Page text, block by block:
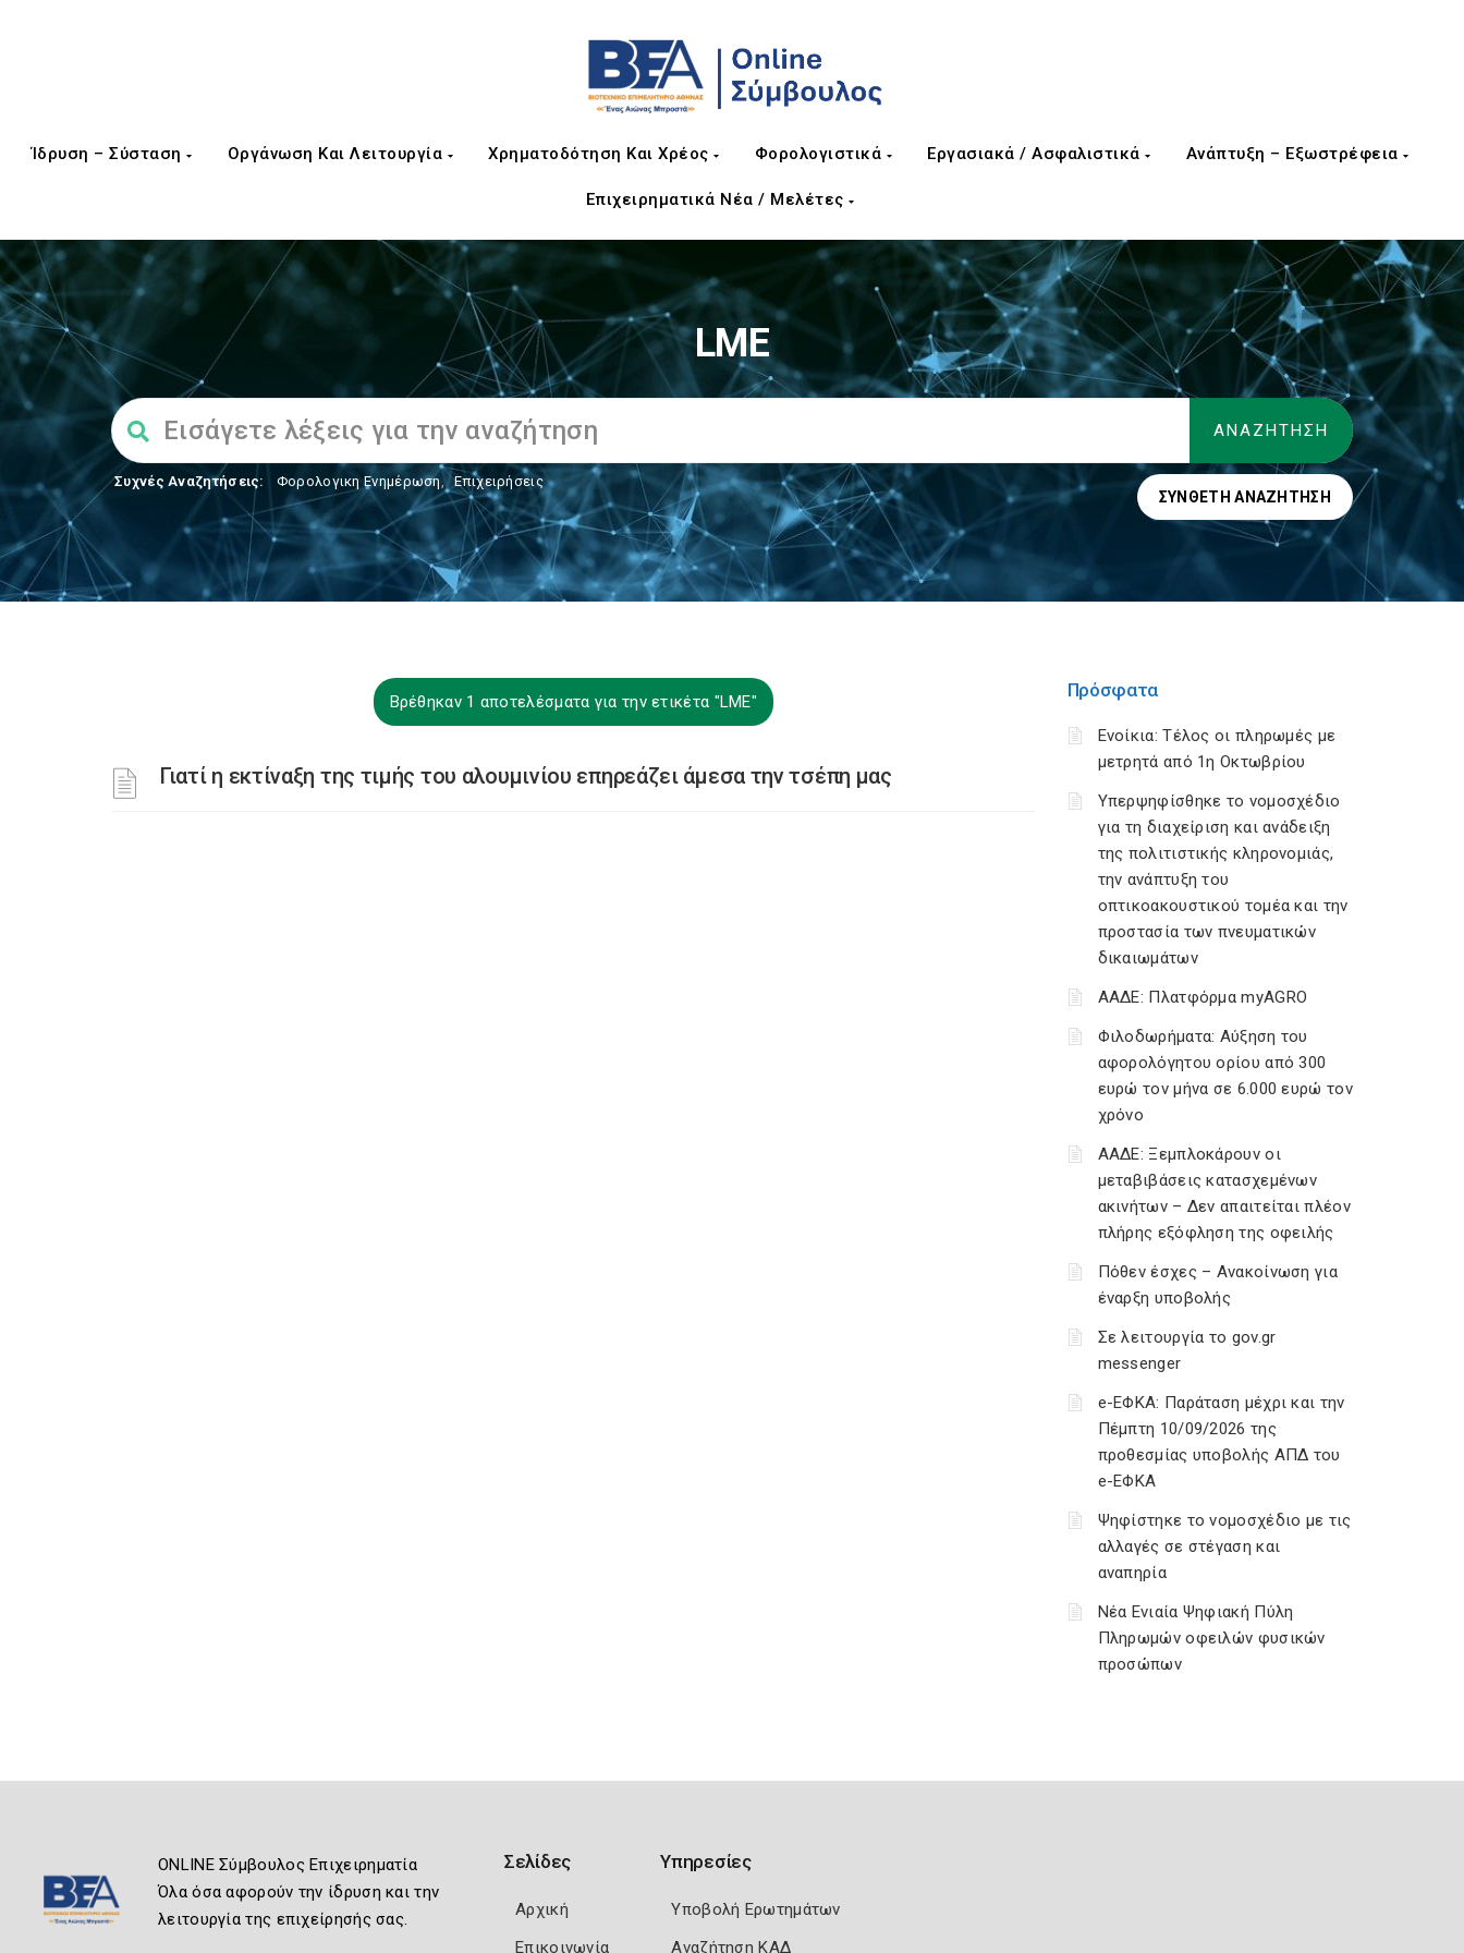
Ίδρυση – Σύσταση Οργάνωση Και Λειτουργία Χρηματοδότηση Και Χρέος Φορολογιστικά Εργασιακά / Ασφαλιστικά Ανάπτυξη – Εξωστρέφεια
Επιχειρηματικά Νέα / Μελέτες
LME
Συχνές Αναζητήσεις: Φορολογικη Ενημέρωση, Επιχειρήσεις
ΣΎΝΘΕΤΗ ΑΝΑΖΉΤΗΣΗ
Βρέθηκαν 1 αποτελέσματα για την ετικέτα "LME"
Γιατί η εκτίναξη της τιμής του αλουμινίου επηρεάζει άμεσα την τσέπη μας
Πρόσφατα
Ενοίκια: Τέλος οι πληρωμές με
μετρητά από 1η Οκτωβρίου
Υπερψηφίσθηκε το νομοσχέδιο
για τη διαχείριση και ανάδειξη
της πολιτιστικής κληρονομιάς,
την ανάπτυξη του
οπτικοακουστικού τομέα και την
προστασία των πνευματικών
δικαιωμάτων
ΑΑΔΕ: Πλατφόρμα myAGRO
Φιλοδωρήματα: Αύξηση του
αφορολόγητου ορίου από 300
ευρώ τον μήνα σε 6.000 ευρώ τον
χρόνο
ΑΑΔΕ: Ξεμπλοκάρουν οι
μεταβιβάσεις κατασχεμένων
ακινήτων – Δεν απαιτείται πλέον
πλήρης εξόφληση της οφειλής
Πόθεν έσχες – Ανακοίνωση για
έναρξη υποβολής
Σε λειτουργία το gov.gr
messenger
e-ΕΦΚΑ: Παράταση μέχρι και την
Πέμπτη 10/09/2026 της
προθεσμίας υποβολής ΑΠΔ του
e-ΕΦΚΑ
Ψηφίστηκε το νομοσχέδιο με τις
αλλαγές σε στέγαση και
αναπηρία
Νέα Ενιαία Ψηφιακή Πύλη
Πληρωμών οφειλών φυσικών
προσώπων
ONLINE Σύμβουλος Επιχειρηματία
Όλα όσα αφορούν την ίδρυση και την
λειτουργία της επιχείρησής σας.
Σελίδες
Αρχική
Επικοινωνία
Υπηρεσίες
Υποβολή Ερωτημάτων
Αναζήτηση ΚΑΔ